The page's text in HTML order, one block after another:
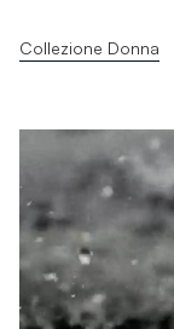
Collezione Donna